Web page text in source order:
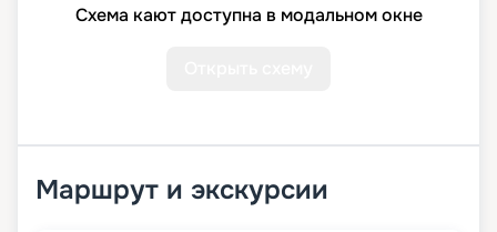
Схема кают доступна в модальном окне
Маршрут и экскурсии